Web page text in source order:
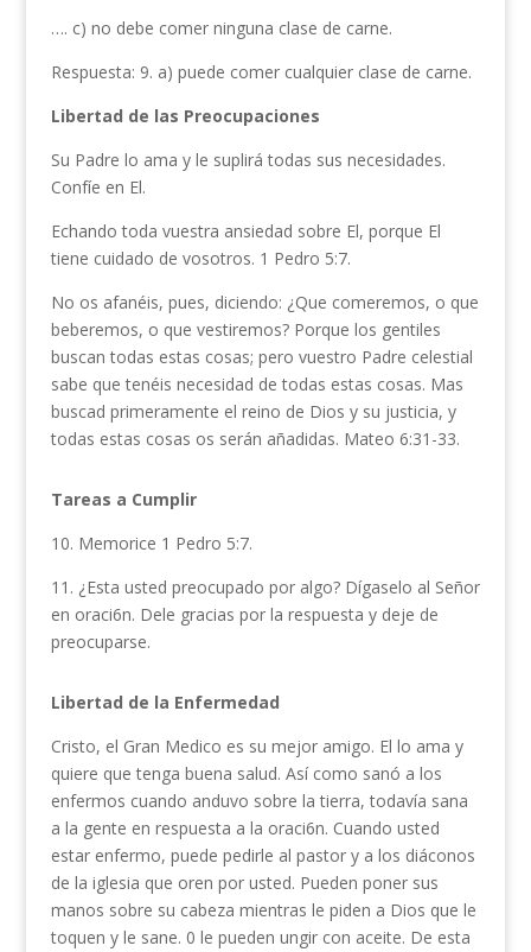
…. c) no debe comer ninguna clase de carne.
Respuesta: 9. a) puede comer cualquier clase de carne.
Libertad de las Preocupaciones
Su Padre lo ama y le suplirá todas sus necesidades.
Confíe en El.
Echando toda vuestra ansiedad sobre El, porque El
tiene cuidado de vosotros. 1 Pedro 5:7.
No os afanéis, pues, diciendo: ¿Que comeremos, o que
beberemos, o que vestiremos? Porque los gentiles
buscan todas estas cosas; pero vuestro Padre celestial
sabe que tenéis necesidad de todas estas cosas. Mas
buscad primeramente el reino de Dios y su justicia, y
todas estas cosas os serán añadidas. Mateo 6:31-33.
Tareas a Cumplir
10. Memorice 1 Pedro 5:7.
11. ¿Esta usted preocupado por algo? Dígaselo al Señor
en oraci6n. Dele gra­cias por la respuesta y deje de
preocu­parse.
Libertad de la Enfermedad
Cristo, el Gran Medico es su mejor amigo. El lo ama y
quiere que tenga buena salud. Así como sanó a los
enfermos cuando anduvo sobre la tierra, todavía sana
a la gente en respuesta a la oraci6n. Cuando usted
estar enfermo, puede pedirle al pastor y a los diáconos
de la iglesia que oren por usted. Pueden poner sus
manos sobre su cabeza mientras le piden a Dios que le
toquen y le sane. 0 le pueden ungir con aceite. De esta